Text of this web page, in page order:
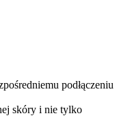
podłączeniu
skóry i nie tylko